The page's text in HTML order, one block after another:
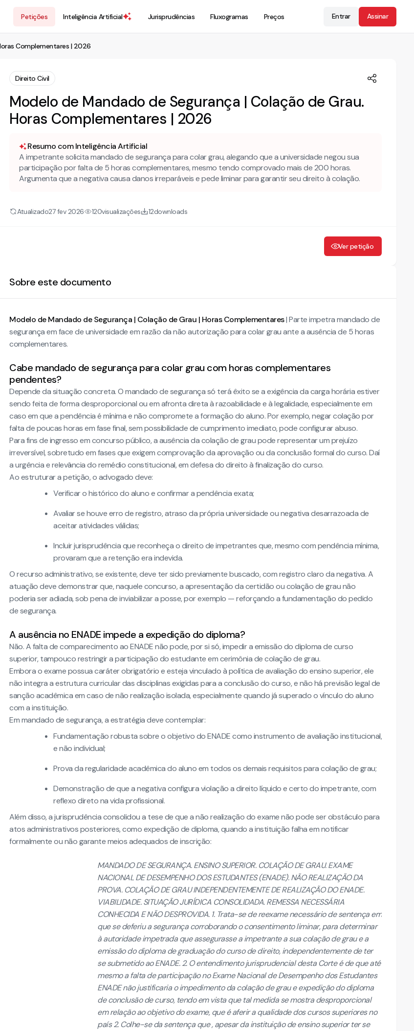
Petições Inteligência Artificial Jurisprudências Fluxogramas Preços Entrar Assinar
Complementares | 2026
Direito Civil
Modelo de Mandado de Segurança | Colação de Grau.
Horas Complementares | 2026
Resumo com Inteligência Artificial
A impetrante solicita mandado de segurança para colar grau, alegando que a universidade negou sua
participação por falta de 5 horas complementares, mesmo tendo comprovado mais de 200 horas.
Argumenta que a negativa causa danos irreparáveis e pede liminar para garantir seu direito à colação.
Atualizado27 fev 2026 120visualizações 12downloads
Ver petição
Sobre este documento
Modelo de Mandado de Segurança | Colação de Grau | Horas Complementares| Parte impetra mandado de
segurança em face de universidade em razão da não autorização para colar grau ante a ausência de 5 horas
complementares.
Cabe mandado de segurança para colar grau com horas complementares
pendentes?
Depende da situação concreta. O mandado de segurança só terá êxito se a exigência da carga horária estiver
sendo feita de forma desproporcional ou em afronta direta à razoabilidade e à legalidade, especialmente em
caso em que a pendência é mínima e não compromete a formação do aluno. Por exemplo, negar colação por
falta de poucas horas em fase final, sem possibilidade de cumprimento imediato, pode configurar abuso.
Para fins de ingresso em concurso público, a ausência da colação de grau pode representar um prejuízo
irreversível, sobretudo em fases que exigem comprovação da aprovação ou da conclusão formal do curso. Daí
a urgência e relevância do remédio constitucional, em defesa do direito à finalização do curso.
Ao estruturar a petição, o advogado deve:
Verificar o histórico do aluno e confirmar a pendência exata;
Avaliar se houve erro de registro, atraso da própria universidade ou negativa desarrazoada de
aceitar atividades válidas;
Incluir jurisprudência que reconheça o direito de impetrantes que, mesmo com pendência mínima,
provaram que a retenção era indevida.
O recurso administrativo, se existente, deve ter sido previamente buscado, com registro claro da negativa. A
atuação deve demonstrar que, naquele concurso, a apresentação da certidão ou colação de grau não
poderia ser adiada, sob pena de inviabilizar a posse, por exemplo — reforçando a fundamentação do pedido
de segurança.
A ausência no ENADE impede a expedição do diploma?
Não. A falta de comparecimento ao ENADE não pode, por si só, impedir a emissão do diploma de curso
superior, tampouco restringir a participação do estudante em cerimônia de colação de grau.
Embora o exame possua caráter obrigatório e esteja vinculado à política de avaliação do ensino superior, ele
não integra a estrutura curricular das disciplinas exigidas para a conclusão do curso, e não há previsão legal de
sanção acadêmica em caso de não realização isolada, especialmente quando já superado o vínculo do aluno
com a instituição.
Em mandado de segurança, a estratégia deve contemplar:
Fundamentação robusta sobre o objetivo do ENADE como instrumento de avaliação institucional,
e não individual;
Prova da regularidade acadêmica do aluno em todos os demais requisitos para colação de grau;
Demonstração de que a negativa configura violação a direito líquido e certo do impetrante, com
reflexo direto na vida profissional.
Além disso, a jurisprudência consolidou a tese de que a não realização do exame não pode ser obstáculo para
atos administrativos posteriores, como expedição de diploma, quando a instituição falha em notificar
formalmente ou não garante meios adequados de inscrição:
MANDADO DE SEGURANÇA. ENSINO SUPERIOR. COLAÇÃO DE GRAU. EXAME
NACIONAL DE DESEMPENHO DOS ESTUDANTES (ENADE). NÃO REALIZAÇÃO DA
PROVA. COLAÇÃO DE GRAU INDEPENDENTEMENTE DE REALIZAÇÃO DO ENADE.
VIABILIDADE. SITUAÇÃO JURÍDICA CONSOLIDADA. REMESSA NECESSÁRIA
CONHECIDA E NÃO DESPROVIDA. 1. Trata-se de reexame necessário de sentença em
que se deferiu a segurança corroborando o consentimento liminar, para determinar
à autoridade impetrada que assegurasse a impetrante a sua colação de grau e a
emissão do diploma de graduação do curso de direito, independentemente de ter
se submetido ao ENADE. 2. O entendimento jurisprudencial desta Corte é de que até
mesmo a falta de participação no Exame Nacional de Desempenho dos Estudantes
ENADE não justificaria o impedimento da colação de grau e expedição do diploma
de conclusão de curso, tendo em vista que tal medida se mostra desproporcional
em relação ao objetivo do exame, que é aferir a qualidade dos cursos superiores no
país 2. Colhe-se da sentença que , apesar da instituição de ensino superior ter se